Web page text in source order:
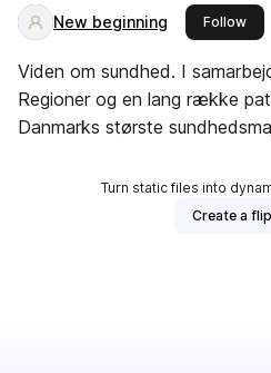
New beginning Followthis
Viden om sundhed. I
Regioner og en lang række
Danmarks største
Turn static files into
Create a